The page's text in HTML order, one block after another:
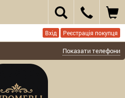
Вхід Реєстрація покупця
Показати телефони